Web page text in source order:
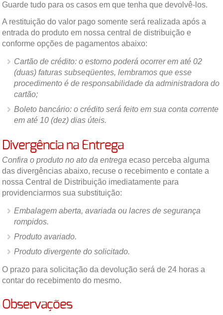
Guarde tudo para os casos em que tenha que devolvê-los.
A restituição do valor pago somente será realizada após a
entrada do produto em nossa central de distribuição e
conforme opções de pagamentos abaixo:
Cartão de crédito: o estorno poderá ocorrer em até 02
(duas) faturas subseqüentes, lembramos que esse
procedimento é de responsabilidade da administradora do
cartão;
Boleto bancário: o crédito será feito em sua conta corrente
em até 10 (dez) dias úteis.
Divergência na Entrega
Confira o produto no ato da entrega ecaso perceba alguma
das divergências abaixo, recuse o recebimento e contate a
nossa Central de Distribuição imediatamente para
providenciarmos sua substituição:
Embalagem aberta, avariada ou lacres de segurança
rompidos.
Produto avariado.
Produto divergente do solicitado.
O prazo para solicitação da devolução será de 24 horas a
contar do recebimento do mesmo.
Observações